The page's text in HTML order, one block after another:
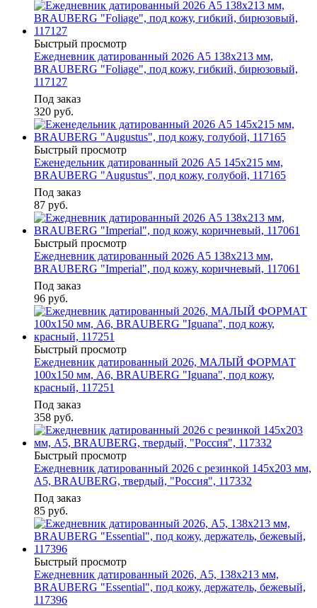
Быстрый просмотр
Ежедневник датированный 2026 А5 138x213 мм,
BRAUBERG "Foliage", под кожу, гибкий, бирюзовый,
117127
Под заказ
320 руб.
Быстрый просмотр
Еженедельник датированный 2026 А5 145х215 мм,
BRAUBERG "Augustus", под кожу, голубой, 117165
Под заказ
87 руб.
Быстрый просмотр
Ежедневник датированный 2026 А5 138x213 мм,
BRAUBERG "Imperial", под кожу, коричневый, 117061
Под заказ
96 руб.
Быстрый просмотр
Ежедневник датированный 2026, МАЛЫЙ ФОРМАТ
100х150 мм, А6, BRAUBERG "Iguana", под кожу,
красный, 117251
Под заказ
358 руб.
Быстрый просмотр
Ежедневник датированный 2026 с резинкой 145х203 мм,
А5, BRAUBERG, твердый, "Россия", 117332
Под заказ
85 руб.
Быстрый просмотр
Ежедневник датированный 2026, А5, 138х213 мм,
BRAUBERG "Essential", под кожу, держатель, бежевый,
117396